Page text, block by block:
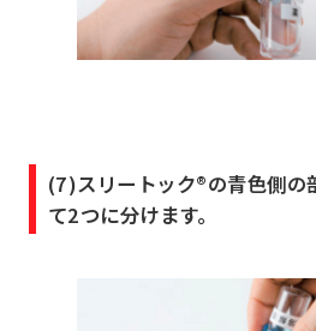
(7)スリートック®の青色側の
て2つに分けます。